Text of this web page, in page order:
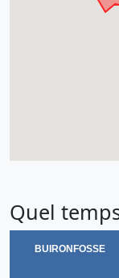
Quel